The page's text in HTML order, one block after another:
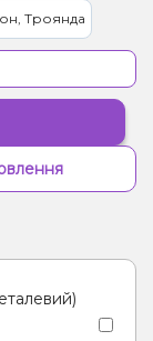
Троянда
Кола, Лайм